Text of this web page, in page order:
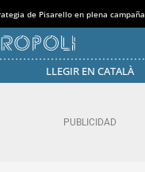
de Pisarello en plena campaña
LLEGIR EN CATALÀ